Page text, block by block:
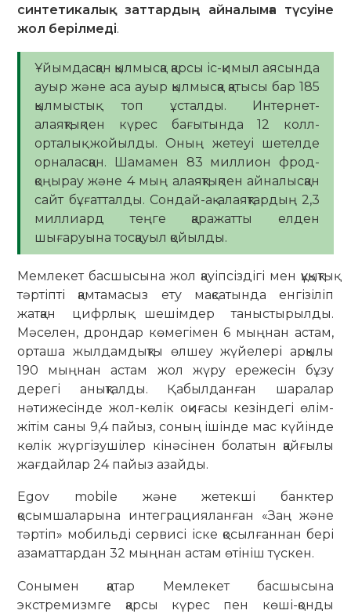
синтетикалық заттардың айналымға түсуіне
жол берілмеді.
Ұйымдасқан қылмысқа қарсы іс-қимыл аясында
ауыр және аса ауыр қылмысқа қатысы бар 185
қылмыстық топ ұсталды. Интернет-
алаяқтықпен күрес бағытында 12 колл-
орталық жойылды. Оның жетеуі шетелде
орналасқан. Шамамен 83 миллион фрод-
қоңырау және 4 мың алаяқтықпен айналысқан
сайт бұғатталды. Сондай-ақ алаяқтардың 2,3
миллиард теңге қаражатты елден
шығаруына тосқауыл қойылды.
Мемлекет басшысына жол қауіпсіздігі мен құқықтық
тәртіпті қамтамасыз ету мақсатында енгізіліп
жатқан цифрлық шешімдер таныстырылды.
Мәселен, дрондар көмегімен 6 мыңнан астам,
орташа жылдамдықты өлшеу жүйелері арқылы
190 мыңнан астам жол жүру ережесін бұзу
дерегі анықталды. Қабылданған шаралар
нәтижесінде жол-көлік оқиғасы кезіндегі өлім-
жітім саны 9,4 пайыз, соның ішінде мас күйінде
көлік жүргізушілер кінәсінен болатын қайғылы
жағдайлар 24 пайыз азайды.
Egov mobile және жетекші банктер
қосымшаларына интеграцияланған «Заң және
тәртіп» мобильді сервисі іске қосылғаннан бері
азаматтардан 32 мыңнан астам өтініш түскен.
Сонымен қатар Мемлекет басшысына
экстремизмге қарсы күрес пен көші-қонды